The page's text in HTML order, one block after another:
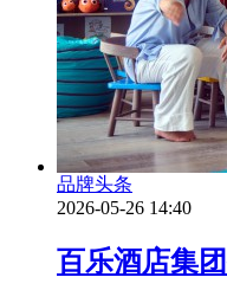
品牌头条
2026-05-26 14:40
百乐酒店集